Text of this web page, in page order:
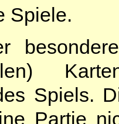
Spiele.
Spiels.
Partie